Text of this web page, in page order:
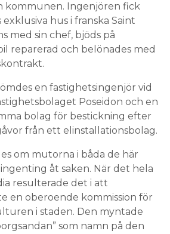
kommunen. Ingenjören fick
hus i franska Saint
med sin chef, bjöds på
reparerad och belönades med
en fastighetsingenjör vid
Poseidon och en
bolag för bestickning efter
från ett elinstallationsbolag.
om mutorna i båda de här
åt saken. När det hela
resulterade det i att
en oberoende kommission för
i staden. Den myntade
som namn på den